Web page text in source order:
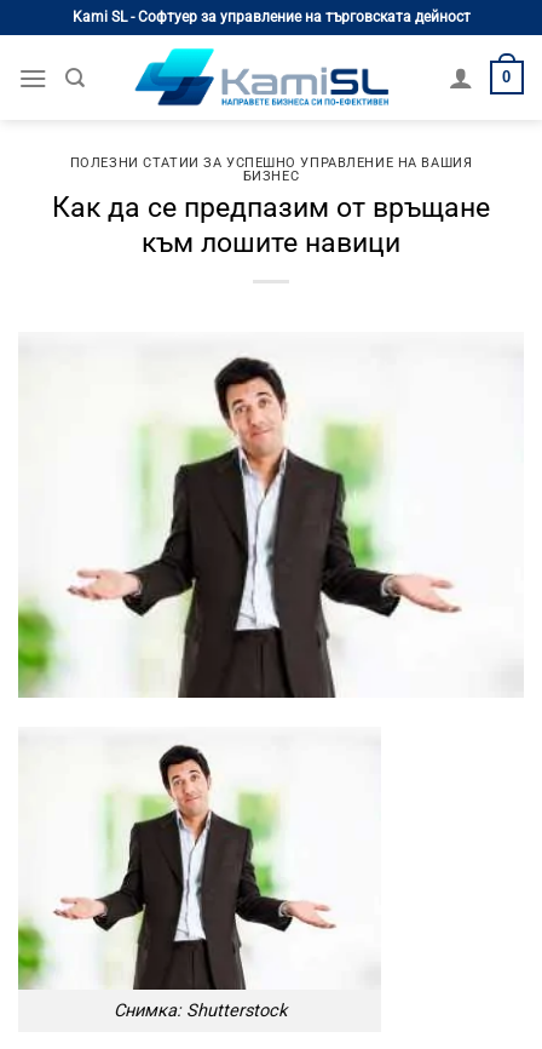
content
Kami SL - Софтуер за управление на търговската дейност
0
ПОЛЕЗНИ СТАТИИ ЗА УСПЕШНО УПРАВЛЕНИЕ НА ВАШИЯ
БИЗНЕС
Как да се предпазим от връщане
към лошите навици
Снимка: Shutterstock